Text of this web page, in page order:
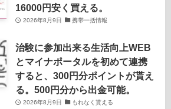
16000円安く買える。
2026年8月9日 携帯一括情報
治験に参加出来る生活向上WEB
とマイナポータルを初めて連携
すると、300円分ポイントが貰え
る。500円分から出金可能。
2026年8月9日 もれなく貰える